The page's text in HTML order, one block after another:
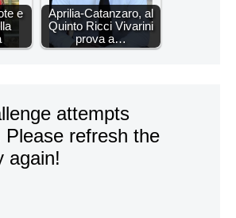
e
Aprilia-Catanzaro, al
Quinto Ricci Vivarini
prova a…